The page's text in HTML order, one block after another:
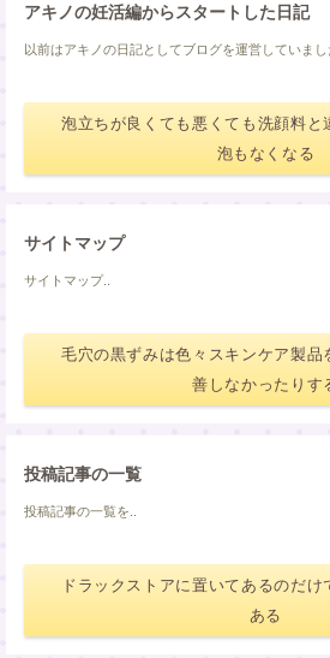
アキノの妊活編からスタートした日記
以前はアキノの日記としてブログを運営していまし
泡立ちが良くても悪くても洗顔料と
泡もなくなる
サイトマップ
サイトマップ..
毛穴の黒ずみは色々スキンケア製品
善しなかったりす
投稿記事の一覧
投稿記事の一覧を..
ドラックストアに置いてあるのだ
ある